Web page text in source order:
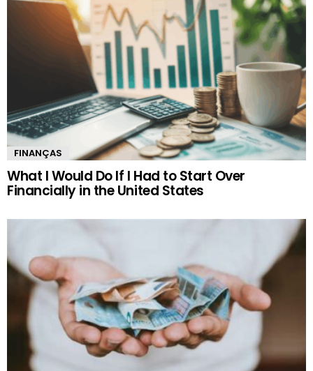
FINANÇAS
What I Would Do If I Had to Start Over
Financially in the United States